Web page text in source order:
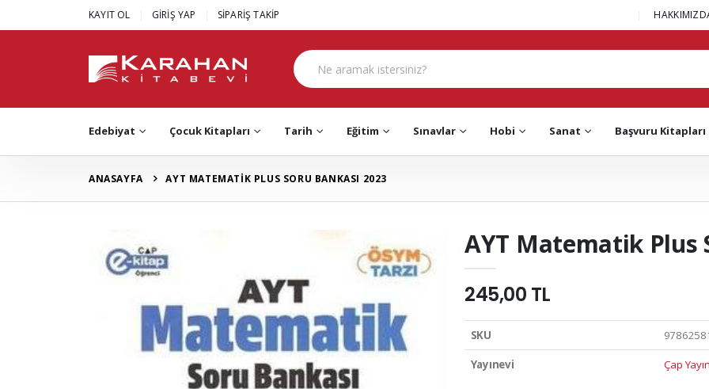
KAYIT OL GİRİŞ YAP SİPARİŞ TAKİP
Edebiyat Çocuk Kitapları Tarih Eğitim Sınavlar Hobi Sanat Başvuru Kitapları
ANASAYFA AYT MATEMATİK PLUS SORU BANKASI 2023
AYT Matematik Plus
245,00 TL
SKU
Yayınevi Çap